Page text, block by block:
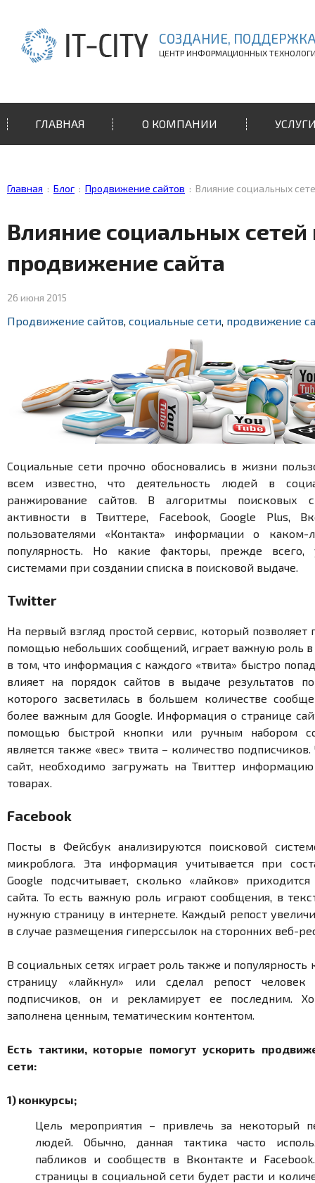
СОЗДАНИЕ,
ЦЕНТР ИНФОРМАЦИОННЫХ
ГЛАВНАЯ О КОМПАНИИ
Главная : Блог : Продвижение сайтов : Влияние социальных
Влияние социальных сетей
продвижение сайта
26 июня 2015
Продвижение сайтов, социальные сети, продвижение
Социальные сети прочно обосновались в жизни
всем известно, что деятельность людей в
ранжирование сайтов. В алгоритмы поисковых
активности в Твиттере, Facebook, Google Plus,
пользователями «Контакта» информации о
популярность. Но какие факторы, прежде всего,
системами при создании списка в поисковой выдаче.
Twitter
На первый взгляд простой сервис, который позволяет
помощью небольших сообщений, играет важную роль
в том, что информация с каждого «твита» быстро
влияет на порядок сайтов в выдаче результатов
которого засветилась в большем количестве
более важным для Google. Информация о странице
помощью быстрой кнопки или ручным набором
является также «вес» твита – количество
сайт, необходимо загружать на Твиттер
товарах.
Facebook
Посты в Фейсбук анализируются поисковой
микроблога. Эта информация учитывается при
Google подсчитывает, сколько «лайков»
сайта. То есть важную роль играют сообщения, в
нужную страницу в интернете. Каждый репост
в случае размещения гиперссылок на сторонних веб-
В социальных сетях играет роль также и популярность
страницу «лайкнул» или сделал репост
подписчиков, он и рекламирует ее последним.
заполнена ценным, тематическим контентом.
Есть тактики, которые помогут ускорить
сети:
1) конкурсы;
Цель мероприятия – привлечь за некоторый
людей. Обычно, данная тактика часто
пабликов и сообществ в Вконтакте и
страницы в социальной сети будет расти и